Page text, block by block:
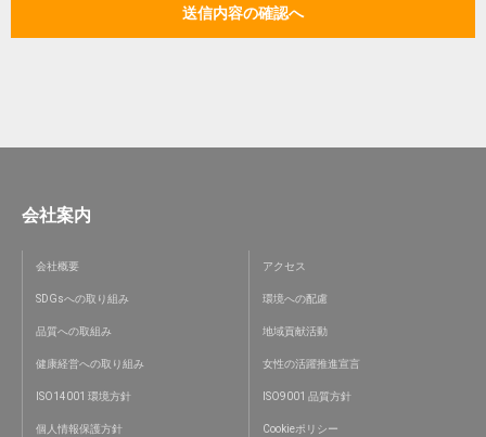
会社案内
会社概要 アクセス
SDGsへの取り組み 環境への配慮
品質への取組み 地域貢献活動
健康経営への取り組み 女性の活躍推進宣言
ISO14001 環境方針 ISO9001 品質方針
個人情報保護方針 Cookieポリシー